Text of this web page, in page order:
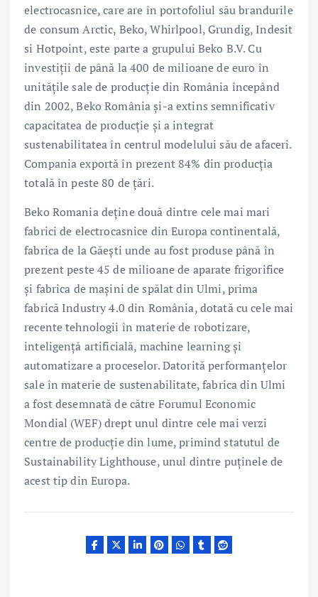
electrocasnice, care are în portofoliul său brandurile
de consum Arctic, Beko, Whirlpool, Grundig, Indesit
si Hotpoint, este parte a grupului Beko B.V. Cu
investiții de până la 400 de milioane de euro în
unitățile sale de producție din România începând
din 2002, Beko România și-a extins semnificativ
capacitatea de producție și a integrat
sustenabilitatea în centrul modelului său de afaceri.
Compania exportă în prezent 84% din producția
totală în peste 80 de țări.
Beko Romania deține două dintre cele mai mari
fabrici de electrocasnice din Europa continentală,
fabrica de la Găești unde au fost produse până în
prezent peste 45 de milioane de aparate frigorifice
și fabrica de mașini de spălat din Ulmi, prima
fabrică Industry 4.0 din România, dotată cu cele mai
recente tehnologii în materie de robotizare,
inteligență artificială, machine learning și
automatizare a proceselor. Datorită performanțelor
sale în materie de sustenabilitate, fabrica din Ulmi
a fost desemnată de către Forumul Economic
Mondial (WEF) drept unul dintre cele mai verzi
centre de producție din lume, primind statutul de
Sustainability Lighthouse, unul dintre puținele de
acest tip din Europa.